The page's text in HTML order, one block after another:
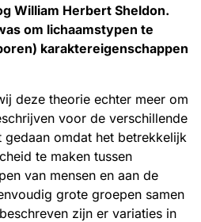
William Herbert Sheldon.
om lichaamstypen te
karaktereigenschappen
deze theorie echter meer om
voor de verschillende
omdat het betrekkelijk
te maken tussen
van mensen en aan de
grote groepen samen
zijn er variaties in